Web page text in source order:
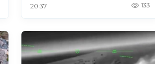
20:37 133